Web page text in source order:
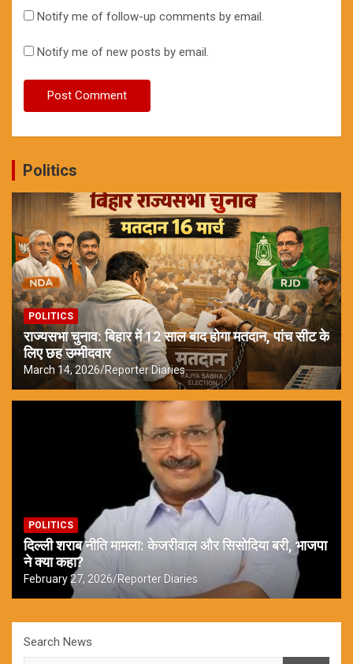
Notify me of follow-up comments by email.
Notify me of new posts by email.
Politics
POLITICS
राज्यसभा चुनाव: बिहार में 12 साल बाद होगा मतदान, पांच सीट के
लिए छह उम्मीदवार
March 14, 2026 Reporter Diaries
POLITICS
दिल्ली शराब नीति मामला: केजरीवाल और सिसोदिया बरी, भाजपा
ने क्या कहा?
February 27, 2026 Reporter Diaries
Search News